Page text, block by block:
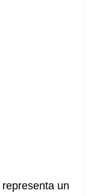
representa un